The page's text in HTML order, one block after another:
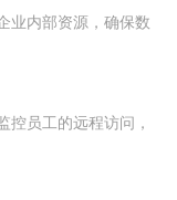
业内部资源，确保数
控员工的远程访问，